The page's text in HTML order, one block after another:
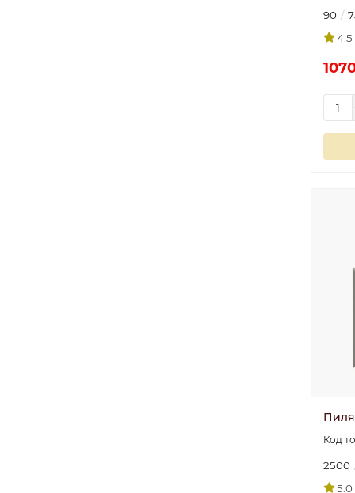
90
4.5
2500
5.0